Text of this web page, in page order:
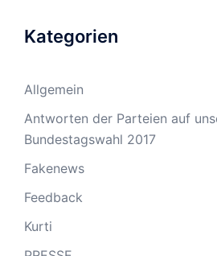
Kategorien
Allgemein
Antworten der Parteien auf
Bundestagswahl 2017
Fakenews
Feedback
Kurti